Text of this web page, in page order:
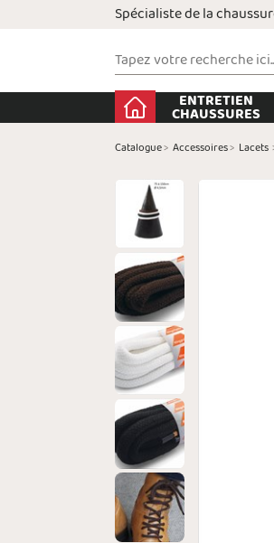
Spécialiste de la
ENTRETIEN
CHAUSSURES
Catalogue> Accessoires> Lacets